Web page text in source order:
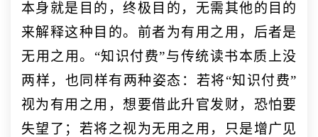
本身就是目的，终极目的，无需其他的目的
来解释这种目的。前者为有用之用，后者是
无用之用。“知识付费”与传统读书本质上没
两样，也同样有两种姿态：若将“知识付费”
视为有用之用，想要借此升官发财，恐怕要
失望了；若将之视为无用之用，只是增广见